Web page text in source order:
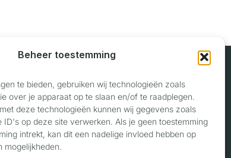
Beheer toestemming
te bieden, gebruiken wij technologieën zoals
over je apparaat op te slaan en/of te raadplegen.
deze technologieën kunnen wij gegevens zoals
ID's op deze site verwerken. Als je geen toestemming
intrekt, kan dit een nadelige invloed hebben op
mogelijkheden.
Contact
Privaslaan 118
6904 LJ Zevenaar